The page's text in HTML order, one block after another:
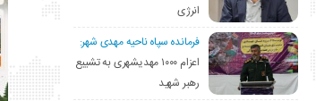
انرژی
فرمانده سپاه ناحیه مهدی شهر:
اعزام ۱۰۰۰ مهدیشهری به تشییع
رهبر شهید